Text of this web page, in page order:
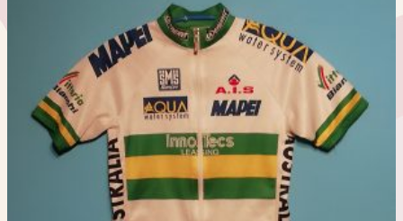
Deze
optie
kan
gekozen
worden
op
de